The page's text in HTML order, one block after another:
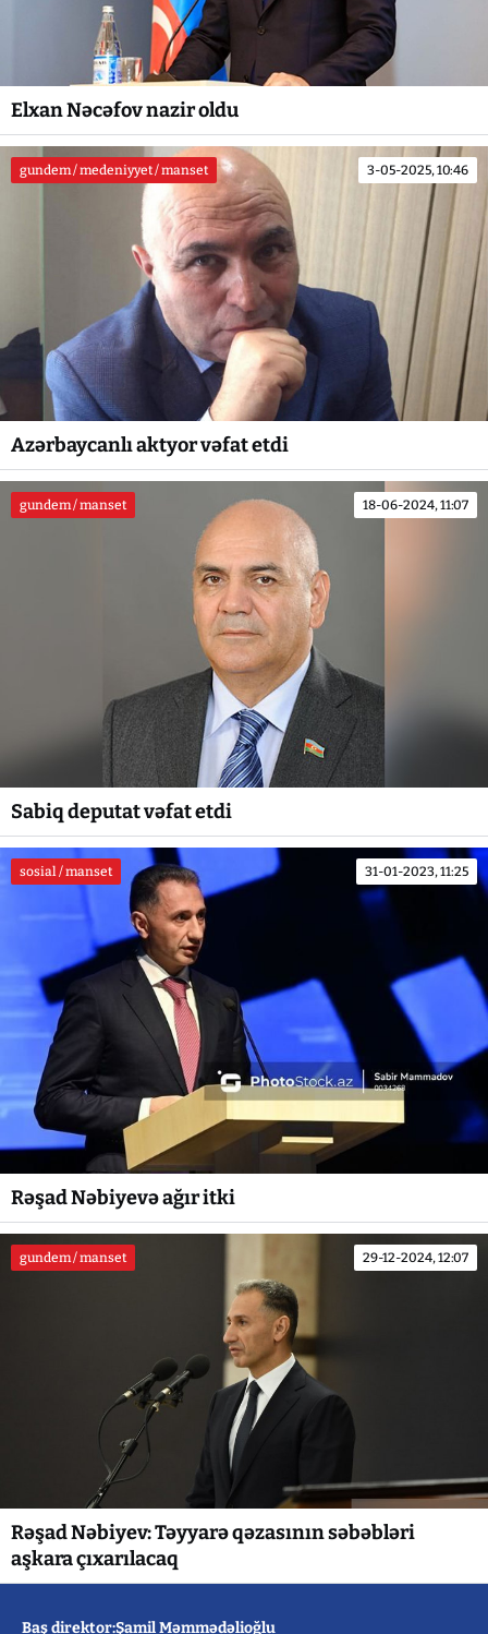
Elxan Nəcəfov nazir oldu
gundem / medeniyyet / manset 3-05-2025, 10:46
Azərbaycanlı aktyor vəfat etdi
gundem / manset 18-06-2024, 11:07
Sabiq deputat vəfat etdi
sosial / manset 31-01-2023, 11:25
Rəşad Nəbiyevə ağır itki
gundem / manset 29-12-2024, 12:07
Rəşad Nəbiyev: Təyyarə qəzasının səbəbləri
aşkara çıxarılacaq
Baş direktor:Şamil Məmmədəlioğlu